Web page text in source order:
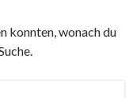
konnten, wonach du